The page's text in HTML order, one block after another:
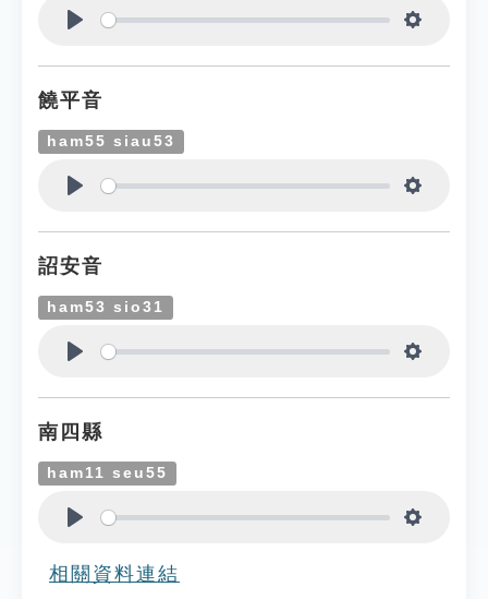
饒平音
ham55 siau53
詔安音
ham53 sio31
南四縣
ham11 seu55
相關資料連結